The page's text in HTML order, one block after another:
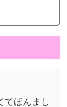
てほんまし